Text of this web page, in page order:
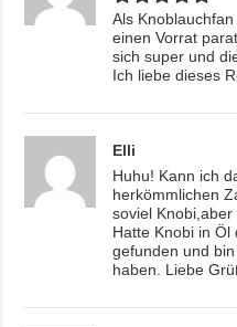
Als
einen Vorrat
sich super und
Ich liebe dieses
Elli
Huhu! Kann ich
herkömmlichen
soviel Knobi,aber
Hatte Knobi in Öl
gefunden und
haben. Liebe